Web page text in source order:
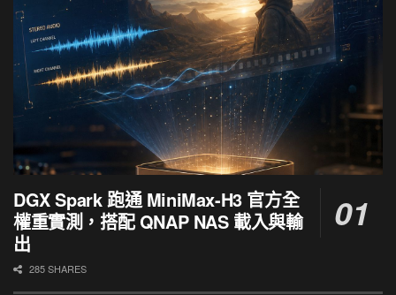
DGX Spark 跑通 MiniMax-H3 官方全
權重實測，搭配 QNAP NAS 載入與輸
出
285 SHARES